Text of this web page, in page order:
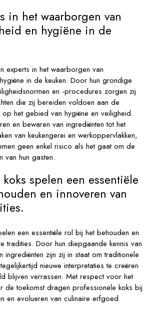
in het waarborgen van
en hygiëne in de
experts in het waarborgen van
in de keuken. Door hun grondige
en -procedures zorgen zij
die zij bereiden voldoen aan de
het gebied van hygiëne en veiligheid.
en bewaren van ingrediënten tot het
van keukengerei en werkoppervlakken,
geen enkel risico als het gaat om de
van hun gasten.
spelen een essentiële
en innoveren van
een essentiële rol bij het behouden en
tradities. Door hun diepgaande kennis van
ingrediënten zijn zij in staat om traditionele
nieuwe interpretaties te creëren
blijven verrassen. Met respect voor het
de toekomst dragen professionele koks bij
en evolueren van culinaire erfgoed.